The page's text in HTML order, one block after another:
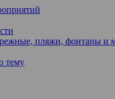
пляжи, фонтаны и
тему